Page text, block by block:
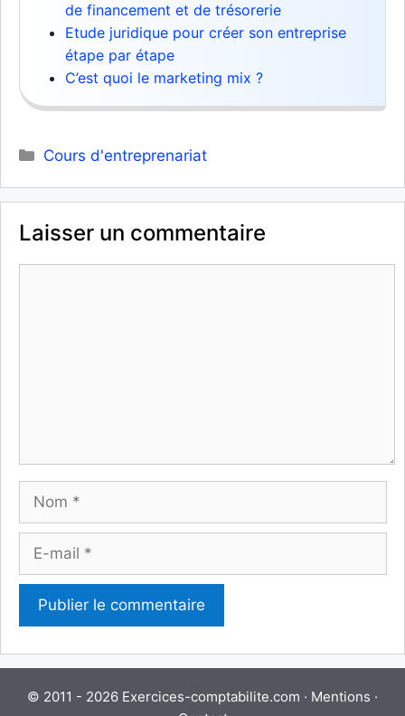
de financement et de trésorerie
Etude juridique pour créer son entreprise
étape par étape
C’est quoi le marketing mix ?
Catégories
Cours d'entreprenariat
Laisser un commentaire
Nom
© 2011 - 2026 Exercices-comptabilite.com · Mentions ·